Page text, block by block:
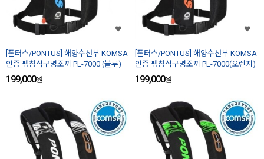
[폰터스/PONTUS] 해양수산부 KOMSA
인증 팽창식구명조끼 PL-7000 (블루)
199,000원
[폰터스/PONTUS] 해양수산부 KOMSA
인증 팽창식구명조끼 PL-7000(오렌지)
199,000원